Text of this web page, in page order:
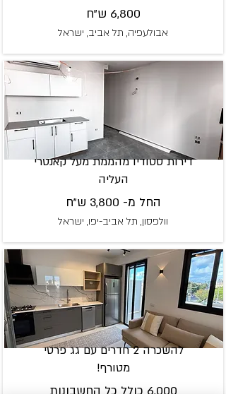
6,800 ש"ח
אבולעפיה, תל אביב, ישראל
דירות סטודיו מהממת מעל קאנטרי
העליה
החל מ- 3,800 ש"ח
וולפסון, תל אביב-יפו, ישראל
להשכרה 2 חדרים עם גג פרטי
מטורף!
6,000 כולל כל החשבונות